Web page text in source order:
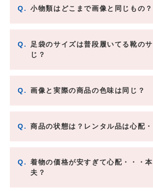
Q. 小物類はどこまで画像と同じもの？
Q.
足袋のサイズは普段履いてる靴の
じ？
Q. 画像と実際の商品の色味は同じ？
Q. 商品の状態は？レンタル品は心配・
Q.
着物の価格が安すぎて心配・・・
夫？